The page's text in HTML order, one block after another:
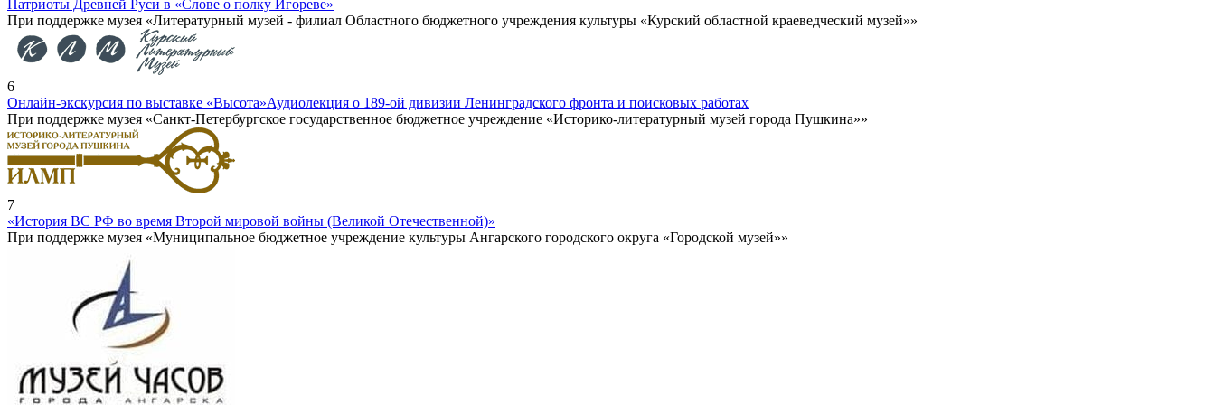
Патриоты Древней Руси в «Слове о полку Игореве»
При поддержке музея «Литературный музей - филиал Областного бюджетного учреждения культуры «Курский областной краеведческий музей»»
6
Онлайн-экскурсия по выставке «Высота»Аудиолекция о 189-ой дивизии Ленинградского фронта и поисковых работах
При поддержке музея «Санкт-Петербургское государственное бюджетное учреждение «Историко-литературный музей города Пушкина»»
7
«История ВС РФ во время Второй мировой войны (Великой Отечественной)»
При поддержке музея «Муниципальное бюджетное учреждение культуры Ангарского городского округа «Городской музей»»